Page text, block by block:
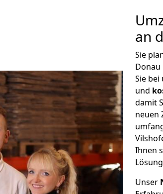
an
Sie
Sie
und
damit
neuen
Ihnen
Unser